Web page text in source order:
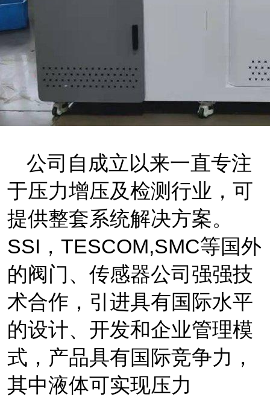
公司自 成立以来一直专注
于压力增压及检测行业，可
提供整套系统解决方案。
SSI ，TESCOM,SMC等国外
的阀门、传感器公司强强技
术合作，引进具有国际水平
的设计、开发和企业管理模
式，产品具有国际竞争力，
其中液体可实现压力